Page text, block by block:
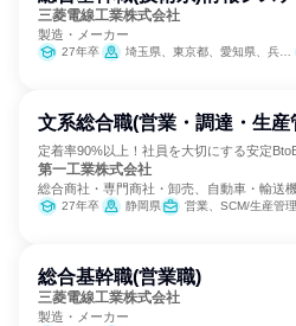
三菱電線工業株式会社
製造・メーカー
27年卒 埼玉県、東京都、愛知県、兵庫県、和歌山県
文系総合職(営業・調達・生産
定着率90%以上！社員を大切にする安定
第一工業株式会社
総合商社・専門商社・卸売、自動車・輸送
27年卒 静岡県 営業、SCM/生産管
総合基幹職(営業職)
三菱電線工業株式会社
製造・メーカー